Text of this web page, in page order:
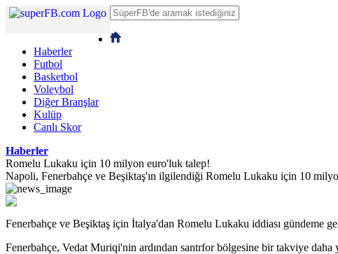
Haberler
Futbol
Basketbol
Voleybol
Diğer Branşlar
Kulüp
Canlı Skor
Haberler
Romelu Lukaku için 10 milyon euro'luk talep!
Napoli, Fenerbahçe ve Beşiktaş'ın ilgilendiği Romelu Lukaku için 10
Fenerbahçe ve Beşiktaş için İtalya'dan Romelu Lukaku iddiası gündeme
Fenerbahçe, Vedat Muriqi'nin ardından santrfor bölgesine bir takviye